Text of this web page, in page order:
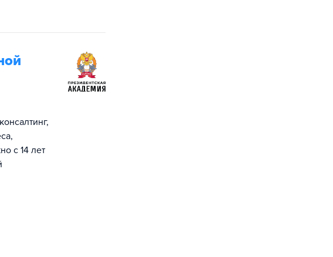
с 14 лет